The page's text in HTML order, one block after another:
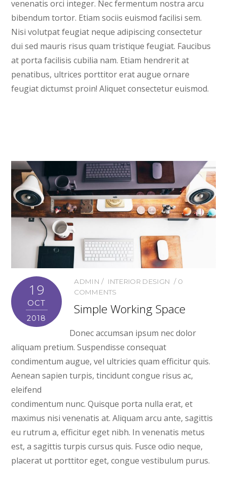
venenatis orci integer. Nec fermentum nostra arcu
bibendum tortor. Etiam sociis euismod facilisi sem.
Nisi volutpat feugiat neque adipiscing consectetur
dui sed mauris risus quam tristique feugiat. Faucibus
at porta facilisis cubilia nam. Etiam hendrerit at
penatibus, ultrices porttitor erat augue ornare
feugiat dictumst proin! Aliquet consectetur euismod.
19
OCT
2018
ADMIN INTERIOR DESIGN
0
COMMENTS
Simple Working Space
Donec accumsan ipsum nec dolor
aliquam pretium. Suspendisse consequat
condimentum augue, vel ultricies quam efficitur quis.
Aenean sapien turpis, tincidunt congue risus ac,
eleifend
condimentum nunc. Quisque porta nulla erat, et
maximus nisi venenatis at. Aliquam arcu ante, sagittis
eu rutrum a, efficitur eget nibh. In venenatis metus
est, a sagittis turpis cursus quis. Fusce odio neque,
placerat ut porttitor eget, congue vestibulum purus.